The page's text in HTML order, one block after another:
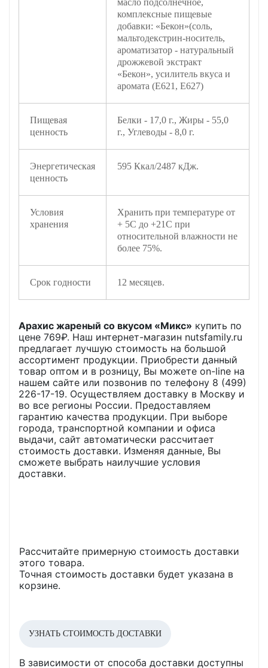
комплексные пищевые
добавки: «Бекон»(соль,
мальтодекстрин-носитель,
ароматизатор - натуральный
дрожжевой экстракт
«Бекон», усилитель вкуса и
аромата (Е621, Е627)
Пищевая
ценность
Белки - 17,0 г., Жиры - 55,0
г., Углеводы - 8,0 г.
Энергетическая
ценность
595 Ккал/2487 кДж.
Условия
хранения
Хранить при температуре от
+ 5С до +21С при
относительной влажности не
более 75%.
Срок годности 12 месяцев.
Арахис жареный со вкусом «Микс» купить по
цене 769₽. Наш интернет-магазин nutsfamily.ru
предлагает лучшую стоимость на большой
ассортимент продукции. Приобрести данный
товар оптом и в розницу, Вы можете on-line на
нашем сайте или позвонив по телефону 8 (499)
226-17-19. Осуществляем доставку в Москву и
во все регионы России. Предоставляем
гарантию качества продукции. При выборе
города, транспортной компании и офиса
выдачи, сайт автоматически рассчитает
стоимость доставки. Изменяя данные, Вы
сможете выбрать наилучшие условия
доставки.
Рассчитайте примерную стоимость доставки
этого товара.
Точная стоимость доставки будет указана в
корзине.
УЗНАТЬ СТОИМОСТЬ ДОСТАВКИ
В зависимости от способа доставки доступны